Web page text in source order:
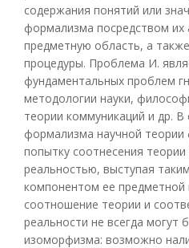
содержания понятий или
формализма посредством их
предметную область, а
процедуры. Проблема И.
фундаментальных проблем
методологии науки,
теории коммуникаций и др. В
формализма научной теории
попытку соотнесения теории
реальностью, выступая
компонентом ее
соотношение теории и
реальности не всегда могут
изоморфизма: возможно